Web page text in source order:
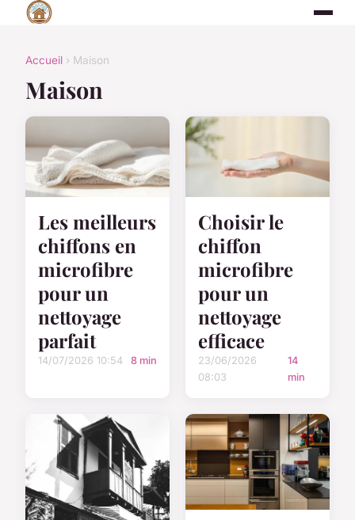
Accueil › Maison
Maison
Les meilleurs
chiffons en
microfibre
pour un
nettoyage
parfait
14/07/2026 10:54 8 min
Choisir le
chiffon
microfibre
pour un
nettoyage
efficace
23/06/2026
08:03
14
min